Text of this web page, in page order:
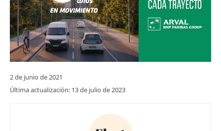
2 de junio de 2021
Última actualización: 13 de julio de 2023